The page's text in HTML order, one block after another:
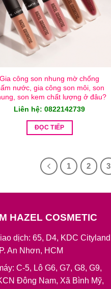
Gia công son nhung mờ chống
nước, gia công son môi, son
son kem chất lượng ở đâu?
Liên hệ: 0822142739
ĐỌC TIẾP
1 2 3
HAZEL COSMETIC
dịch: 65, D4, KDC Cityland
An Nhơn, HCM
C-5, Lô G6, G7, G8, G9,
Đông Nam, Xã Bình Mỹ,